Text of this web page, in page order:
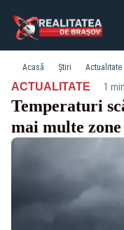
Acasă Știri Actualitate
ACTUALITATE· 1
Temperaturi
mai multe